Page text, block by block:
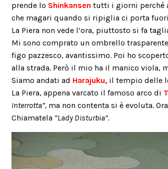
prende lo Shinkansen tutti i giorni perché
che magari quando si ripiglia ci porta fuori
La Piera non vede l’ora, piuttosto si fa
Mi sono comprato un ombrello
figo pazzesco, avantissimo. Poi ho
alla strada. Però il mio ha il manico viola,
Siamo andati ad Harajuku, il tempio delle
La Piera, appena varcato il famoso arco di
Interrotta”, ma non contenta si è evoluta.
Chiamatela “Lady Disturbia”.